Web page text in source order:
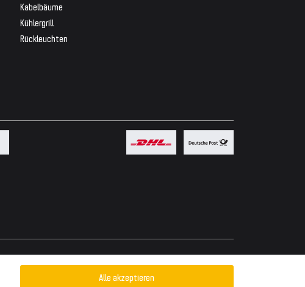
Alle akzeptieren
Kabelbäume
Kühlergrill
Rückleuchten
Powered by